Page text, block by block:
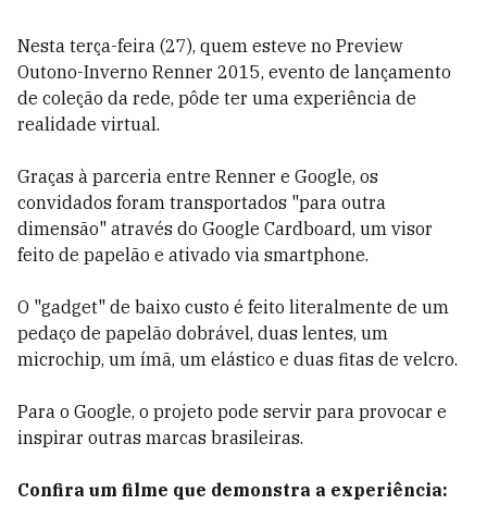
Nesta terça-feira (27), quem esteve no Preview
Outono-Inverno Renner 2015, evento de lançamento
de coleção da rede, pôde ter uma experiência de
realidade virtual.
Graças à parceria entre Renner e Google, os
convidados foram transportados "para outra
dimensão" através do Google Cardboard, um visor
feito de papelão e ativado via smartphone.
O "gadget" de baixo custo é feito literalmente de um
pedaço de papelão dobrável, duas lentes, um
microchip, um ímã, um elástico e duas fitas de velcro.
Para o Google, o projeto pode servir para provocar e
inspirar outras marcas brasileiras.
Confira um filme que demonstra a experiência: